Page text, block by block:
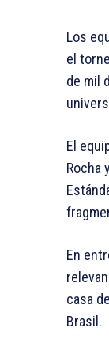
Los
el
de mil
El
Rocha
En
casa
Brasil.